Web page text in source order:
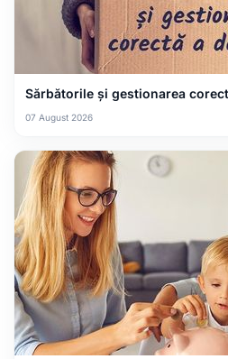
Sărbătorile și gestionarea
07 August 2026